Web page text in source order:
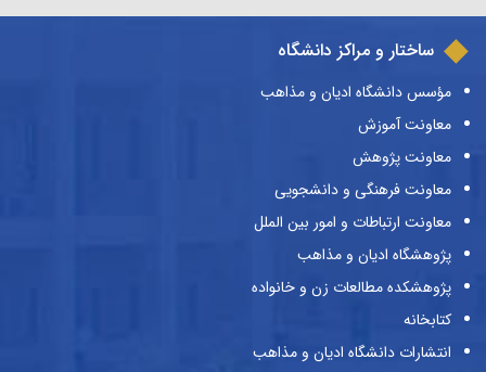
ساختار و مراکز دانشگاه
مؤسس دانشگاه ادیان و مذاهب
معاونت آموزش
معاونت پژوهش
معاونت فرهنگی و دانشجویی
معاونت ارتباطات و امور بین الملل
پژوهشگاه ادیان و مذاهب
پژوهشکده مطالعات زن و خانواده
کتابخانه
انتشارات دانشگاه ادیان و مذاهب